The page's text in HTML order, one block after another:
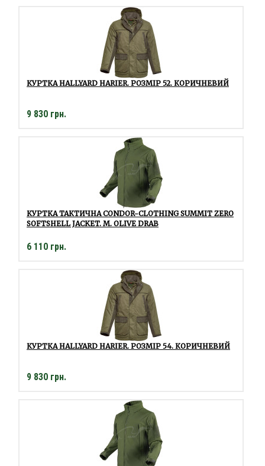
КУРТКА HALLYARD HARIER. РОЗМІР 52. КОРИЧНЕВИЙ
9 830 грн.
КУРТКА ТАКТИЧНА CONDOR-CLOTHING SUMMIT ZERO
SOFTSHELL JACKET. M. OLIVE DRAB
6 110 грн.
КУРТКА HALLYARD HARIER. РОЗМІР 54. КОРИЧНЕВИЙ
9 830 грн.